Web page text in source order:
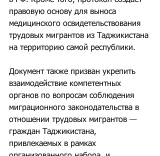
правовую основу для выноса
медицинского освидетельствования
трудовых мигрантов из Таджикистана
на территорию самой республики.
Документ также призван укрепить
взаимодействие компетентных
органов по вопросам соблюдения
миграционного законодательства в
отношении трудовых мигрантов —
граждан Таджикистана,
привлекаемых в рамках